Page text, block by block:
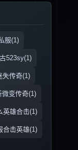
服(1)
523sy(1)
失传奇(1)
微变传奇(1)
英雄合击(1)
合击英雄(1)